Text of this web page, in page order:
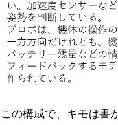
この構成で、キモは書